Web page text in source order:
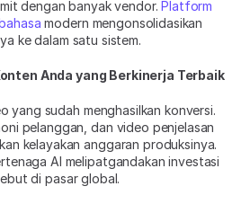
dengan banyak vendor. Platform
modern mengonsolidasikan
ke dalam satu sistem.
Anda yang Berkinerja Terbaik
yang sudah menghasilkan konversi.
pelanggan, dan video penjelasan
kelayakan anggaran produksinya.
AI melipatgandakan investasi
di pasar global.